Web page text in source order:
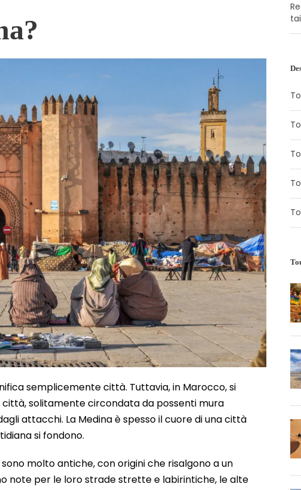
semplicemente città. Tuttavia, in Marocco, si
solitamente circondata da possenti mura
attacchi. La Medina è spesso il cuore di una città
si fondono.
molto antiche, con origini che risalgono a un
note per le loro strade strette e labirintiche, le alte